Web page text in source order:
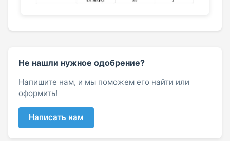
Не нашли нужное одобрение?
Напишите нам, и мы поможем его найти или
оформить!
Написать нам